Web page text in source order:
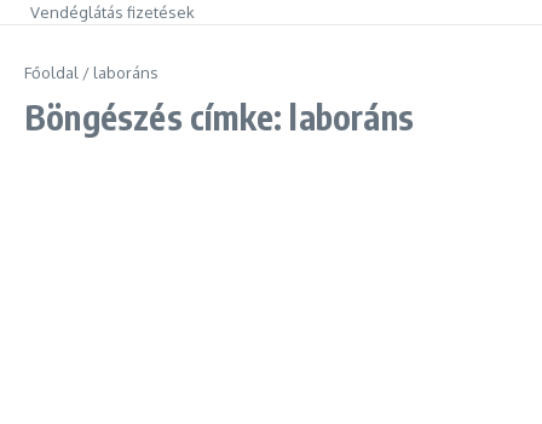
Vendéglátás fizetések
Főoldal / laboráns
Böngészés címke: laboráns